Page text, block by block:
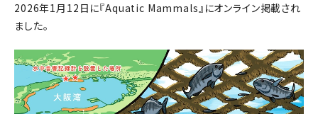
2026年1月12日に『Aquatic Mammals』にオンライン掲載され
ました。